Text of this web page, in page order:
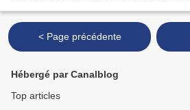
< Page précédente
Hébergé par Canalblog
Top articles